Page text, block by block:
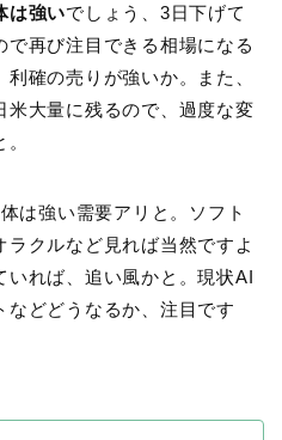
は強いでしょう、3日下げて
再び注目できる相場になる
確の売りが強いか。また、
米大量に残るので、過度な変
は強い需要アリと。ソフト
クルなど見れば当然ですよ
いれば、追い風かと。現状AI
などどうなるか、注目です